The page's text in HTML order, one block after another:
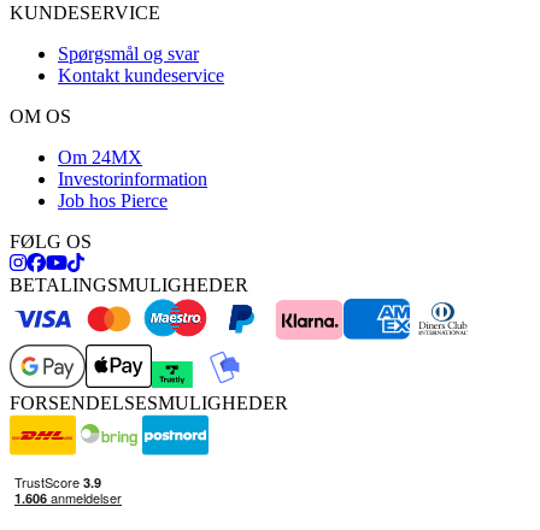
KUNDESERVICE
Spørgsmål og svar
Kontakt kundeservice
OM OS
Om 24MX
Investorinformation
Job hos Pierce
FØLG OS
BETALINGSMULIGHEDER
FORSENDELSESMULIGHEDER